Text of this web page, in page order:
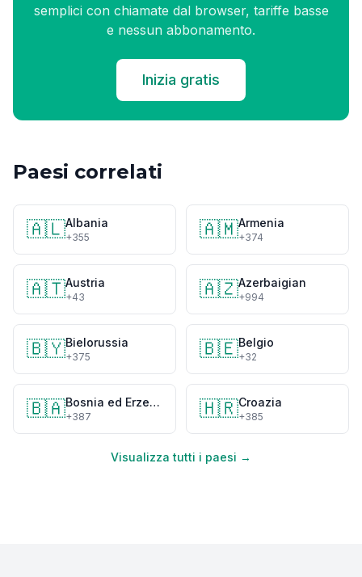
semplici con chiamate dal browser, tariffe basse
e nessun abbonamento.
Inizia gratis
Paesi correlati
🇦🇱Albania
+355 🇦🇲Armenia
+374
🇦🇹Austria
+43 🇦🇿Azerbaigian
+994
🇧🇾Bielorussia
+375 🇧🇪Belgio
+32
🇧🇦 Bosnia ed Erzegovina
+387 🇭🇷Croazia
+385
Visualizza tutti i paesi →